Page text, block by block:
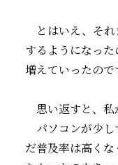
とはいえ、それ
するようになっ
増えていったので
思い返すと、私
パソコンが少し
だ普及率は高く